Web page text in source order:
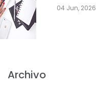
04 Jun, 2026
Archivo